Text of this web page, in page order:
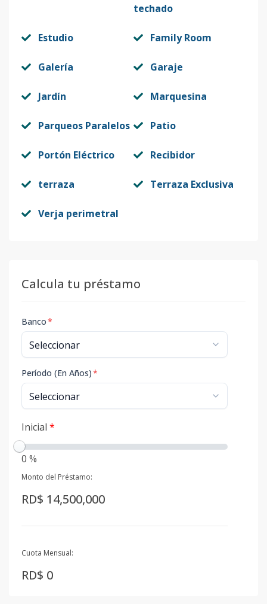
techado
Estudio Family Room
Galería Garaje
Jardín Marquesina
Parqueos Paralelos Patio
Portón Eléctrico Recibidor
terraza Terraza Exclusiva
Verja perimetral
Calcula tu préstamo
Banco*
Período (En Años)*
Inicial *
0 %
Monto del Préstamo:
RD$ 14,500,000
Cuota Mensual:
RD$ 0